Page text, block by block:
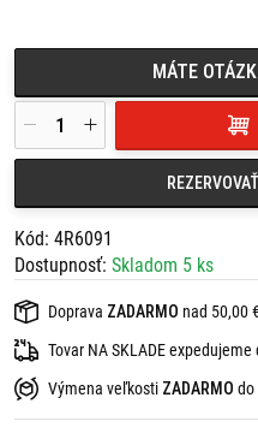
MÁTE
Kód: 4R6091
Dostupnosť: Skladom 5 ks
Doprava ZADARMO nad 50,00
Tovar NA SKLADE expedujeme
Výmena veľkosti ZADARMO do